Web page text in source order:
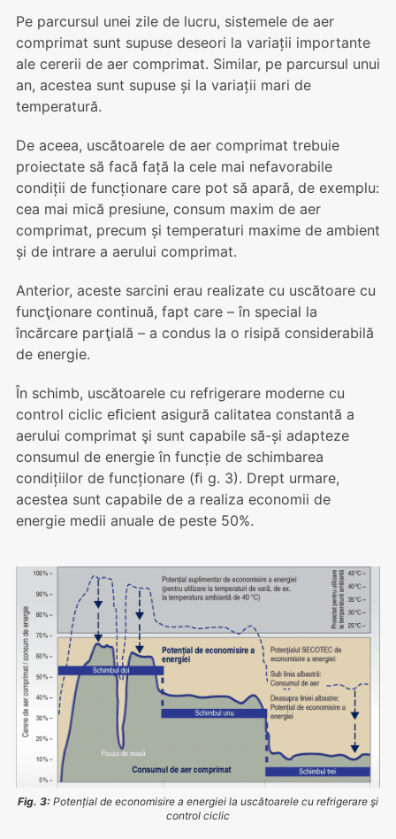
Pe parcursul unei zile de lucru, sistemele de aer
comprimat sunt supuse deseori la variații importante
ale cererii de aer comprimat. Similar, pe parcursul unui
an, acestea sunt supuse și la variații mari de
temperatură.
De aceea, uscătoarele de aer comprimat trebuie
proiectate să facă față la cele mai nefavorabile
condiții de funcționare care pot să apară, de exemplu:
cea mai mică presiune, consum maxim de aer
comprimat, precum și temperaturi maxime de ambient
și de intrare a aerului comprimat.
Anterior, aceste sarcini erau realizate cu uscătoare cu
funcţionare continuă, fapt care – în special la
încărcare parţială – a condus la o risipă considerabilă
de energie.
În schimb, uscătoarele cu refrigerare moderne cu
control ciclic eﬁcient asigură calitatea constantă a
aerului comprimat şi sunt capabile să-și adapteze
consumul de energie în funcție de schimbarea
condițiilor de funcționare (ﬁ g. 3). Drept urmare,
acestea sunt capabile de a realiza economii de
energie medii anuale de peste 50%.
Fig. 3: Potențial de economisire a energiei la uscătoarele cu refrigerare şi
control ciclic